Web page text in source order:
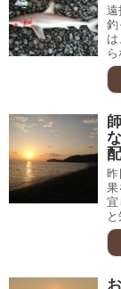
遠
釣
昨
果
宜